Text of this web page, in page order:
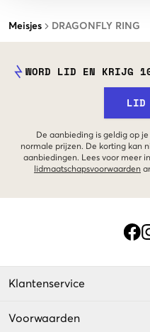
Meisjes DRAGONFLY RING
WORD LID EN KRIJG
LID
De aanbieding is geldig op
normale prijzen. De korting kan
aanbiedingen. Lees voor meer
lidmaatschapsvoorwaarden
Klantenservice
Voorwaarden